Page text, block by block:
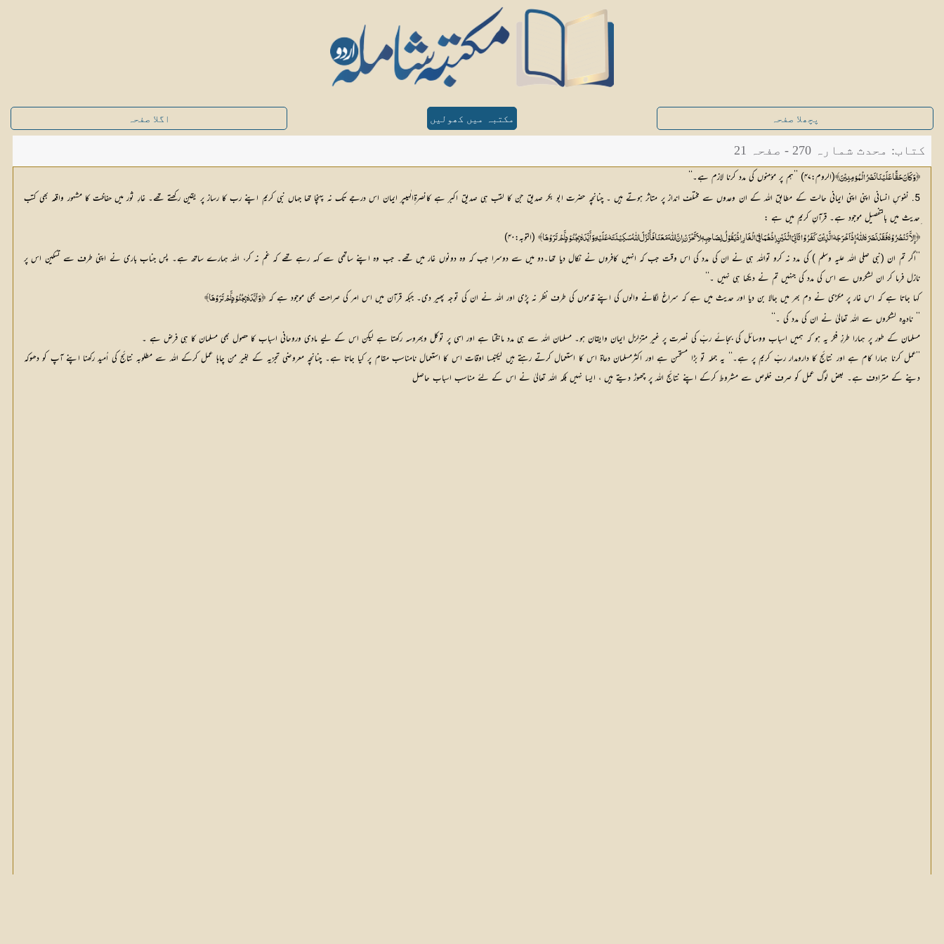
پچھلا صفحہ مکتبہ میں کھولیں اگلا صفحہ
کتاب: محدث شمارہ 270 - صفحہ 21
﴿وَکَانَ حَقًّا عَلَیْنَا نَصْرُ الْمُؤمِنِیْنَ﴾(الروم:۴۷) ’’ہم پر مؤمنوں کی مدد کرنا لازم ہے۔‘‘
5. نفوسِ انسانی اپنی اپنی ایمانی حالت کے مطابق اللہ کے ان وعدوں سے مختلف انداز پر متاثر ہوتے ہیں ۔ چنانچہ حضرت ابو بکر صدیق جن کا لقب ہی صدیق اکبر ہے کانصرۃ ِالٰہیپر ایمان اس درجے تک نہ پہنچا تھا جہاں نبی کریم اپنے رب کا رساز پر یقین رکھتے تھے۔ غارِ ثور میں حفاظت کا مشہور واقعہ بھی کتب
ِحدیث میں بالتفصیل موجود ہے۔ قرآنِ کریم میں ہے :
﴿ إِلاَّ تَنْصُرُوْہٗ فَقَدْ نَصَرَہٗ اللّٰہُ إِذْ اَخْرَجَہٗ الَّذِیْنَ کَفَرُوْا ثَانِیَ اثْنَیْنِ إذْ ھُمَا فِیْ الْغَارِ إذْ یَقُوْلُ لِصَاحِبِہٖ لاَ تَحْزَنْ إنَّ اللّٰہَ مَعَنَا فَأَنْزَلَ اللّٰہُ سَکِیْنَتَہٗ عَلَیْہِ وَأَیَّدَہٗ بِجُنُوْدٍ لَّمْ تَرَوْہَا ﴾ (التوبہ:۴۰)
’’اگر تم ان (نبی صلی اللہ علیہ وسلم ) کی مدد نہ کرو تواللہ ہی نے ان کی مدد کی اس وقت جب کہ انہیں کافروں نے نکال دیا تھا۔دو میں سے دوسرا جب کہ وہ دونوں غار میں تھے۔ جب وہ اپنے ساتھی سے کہہ رہے تھے کہ غم نہ کر، اللہ ہمارے ساتھ ہے۔ پس جناب باری نے اپنی طرف سے تسکین اس پر
نازل فرما کر ان لشکروں سے اس کی مدد کی جنہیں تم نے دیکھا ہی نہیں ۔‘‘
کہا جاتا ہے کہ اس غار پر مکڑی نے دم بھر میں جالا بن دیا اور حدیث میں ہے کہ سراغ لگانے والوں کی اپنے قدموں کی طرف نظر نہ پڑی اور اللہ نے ان کی توجہ پھیر دی۔ جبکہ قرآن میں اس امر کی صراحت بھی موجود ہے کہ ﴿وَأیَّدَہٗ بِجُنُوْدٍ لَّمْ تَرَوْہَا﴾
’’ نادیدہ لشکروں سے اللہ تعالیٰ نے ان کی مدد کی ۔‘‘
مسلمان کے طور پر ہمارا طرزِ فکر یہ ہو کہ ہمیں اسباب ووسائل کی بجائے ربّ کی نصرت پر غیر متزلزل ایمان وایقان ہو۔ مسلمان اللہ سے ہی مدد مانگتا ہے اور اسی پر توکل وبھروسہ رکھتا ہے لیکن اس کے لیے مادی وروحانی اسباب کا حصول بھی مسلمان کا ہی فرض ہے ۔
’’عمل کرنا ہمارا کام ہے اور نتائج کا دارومدار ربّ کریم پر ہے۔‘‘ یہ جملہ تو بڑا مستحسن ہے اور اکثرمسلمان دعاۃ اس کا استعمال کرتے رہتے ہیں لیکنبسا اوقات اس کا استعمال نامناسب مقام پر کیا جاتا ہے۔ چنانچہ معروضی تجزیہ کے بغیر من چاہا عمل کرکے اللہ سے مطلوبہ نتائج کی اُمید رکھنا اپنے آپ کو دھوکہ
دینے کے مترادف ہے۔ بعض لوگ عمل کو صرف خلوص سے مشروط کرکے اپنے نتائج اللہ پر چھوڑ دیتے ہیں ، ایسا نہیں بلکہ اللہ تعالیٰ نے اس کے لئے مناسب اسباب حاصل